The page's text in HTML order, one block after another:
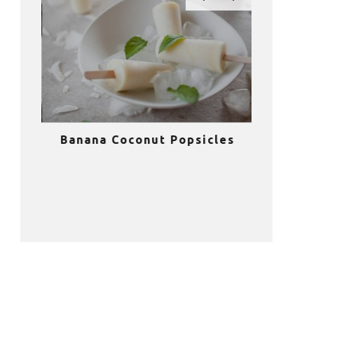
Banana Coconut Popsicles